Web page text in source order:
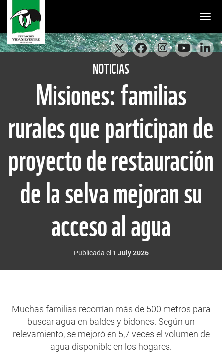
NOTICIAS
Misiones: familias
rurales que participan de
proyecto de restauración
de la selva mejoran su
acceso al agua
Publicada el 1 July 2026
Muchas familias recorrían más de 500 metros para
buscar agua en baldes y bidones. Según un
relevamiento, se mejoró en 5,7 veces el volumen de
agua disponible en los hogares.